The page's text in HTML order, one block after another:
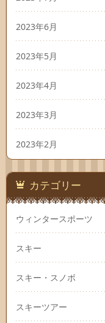
2023年6月
2023年5月
2023年4月
2023年3月
2023年2月
カテゴリー
ウィンタースポーツ
スキー
スキー・スノボ
スキーツアー